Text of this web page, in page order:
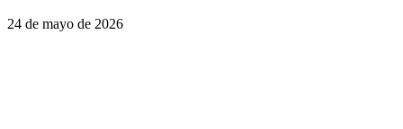
24 de mayo de 2026